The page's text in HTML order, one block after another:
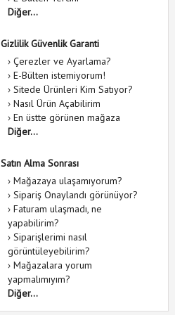
Diğer...
Gizlilik Güvenlik Garanti
› Çerezler ve Ayarlama?
› E-Bülten istemiyorum!
› Sitede Ürünleri Kim Satıyor?
› Nasıl Ürün Açabilirim
› En üstte görünen mağaza
Diğer...
Satın Alma Sonrası
› Mağazaya ulaşamıyorum?
› Sipariş Onaylandı görünüyor?
› Faturam ulaşmadı, ne
yapabilirim?
› Siparişlerimi nasıl
görüntüleyebilirim?
› Mağazalara yorum
yapmalımıyım?
Diğer...